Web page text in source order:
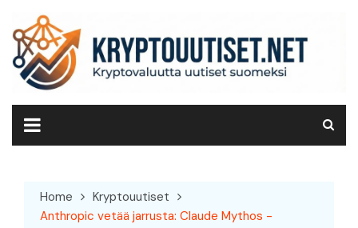
content
Home
Kryptouutiset
Anthropic vetää jarrusta: Claude Mythos -